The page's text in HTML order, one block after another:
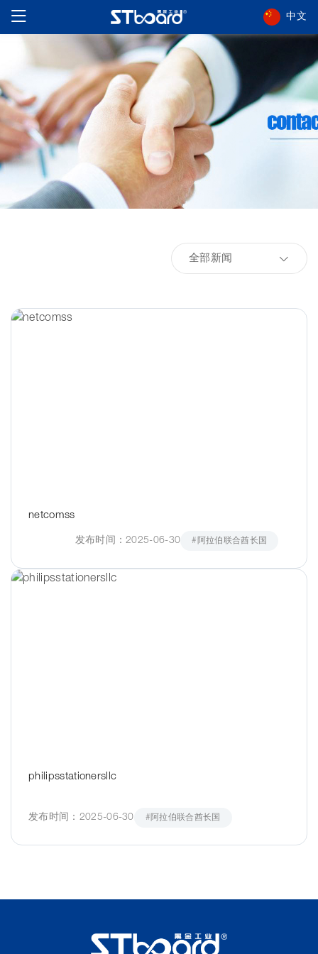
中文
全部新闻
netcomss
发布时间：2025-06-30 #阿拉伯联合酋长国
philipsstationersllc
发布时间：2025-06-30 #阿拉伯联合酋长国